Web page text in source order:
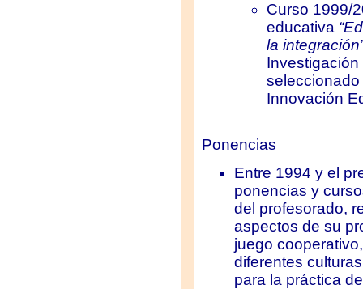
Curso 1999/
educativa
la
Innovación
Ponencias
Entre 1994 y el
ponencias y
del profesorado,
aspectos de su
juego
diferentes
para la práctica